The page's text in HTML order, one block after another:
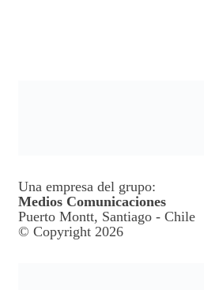
Una empresa del grupo:
Medios Comunicaciones
Puerto Montt, Santiago - Chile
© Copyright 2026